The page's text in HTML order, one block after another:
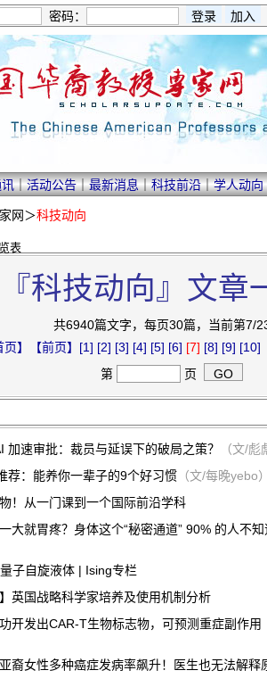
密码：
｜活动公告｜最新消息｜科技前沿｜学人动向
网＞科技动向
表
『科技动向』文章
共6940篇文字，每页30篇，当前第7/
页】
【前页】 [1] [2] [3] [4] [5] [6] [7] [8] [9] [10]
第
页
加速审批：裁员与延误下的破局之策？ （文/彪
荐：能养你一辈子的9个好习惯 （文/每晚yebo）
！从一门课到一个国际前沿学科
大就胃疼？身体这个“秘密通道” 90% 的人不知
子自旋液体 | Ising专栏
】英国战略科学家培养及使用机制分析
开发出CAR-T生物标志物，可预测重症副作用
裔女性多种癌症发病率飙升！医生也无法解释